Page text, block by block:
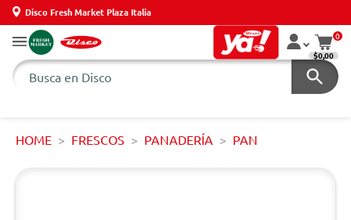
Disco Fresh Market Plaza Italia
0
$0,00
HOME FRESCOS PANADERÍA PAN